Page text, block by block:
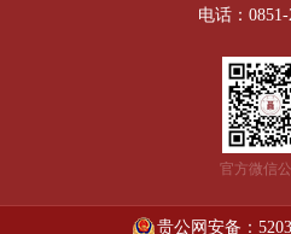
电话：0851-
官方微信
贵公网安备：